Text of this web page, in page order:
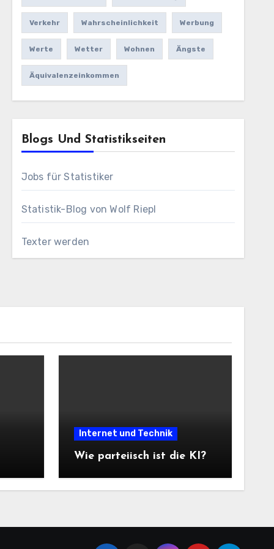
Verkehr Wahrscheinlichkeit Werbung
Werte Wetter Wohnen Ängste
Äquivalenzeinkommen
Blogs Und Statistikseiten
Jobs für Statistiker
Statistik-Blog von Wolf Riepl
Texter werden
Internet und Technik
Wie parteiisch ist die KI?